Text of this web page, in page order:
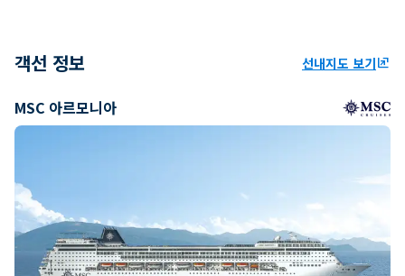
객선 정보 선내지도 보기ungroup
MSC 아르모니아